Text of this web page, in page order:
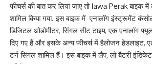
फीचर्स की बात कर लिया जाए तो Jawa Perak बाइक
शामिल किया गया. इस बाइक में एनालॉग इंस्ट्रूमेंट
डिजिटल ओडोमीटर, सिंगल सीट टाइप, एक एनालॉग
दिए गए हैं और इसके अन्य फीचर्स में हैलोजन हेडलाइट,
टर्न सिंगल शामिल हैं। इस बाइक में लैंप, लो बैटरी